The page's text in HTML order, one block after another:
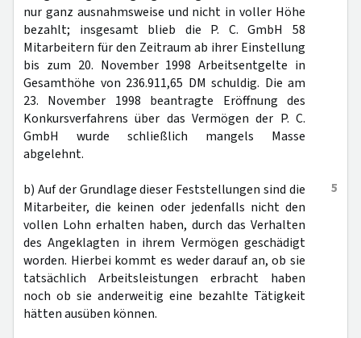
nur ganz ausnahmsweise und nicht in voller Höhe
bezahlt; insgesamt blieb die P. C. GmbH 58
Mitarbeitern für den Zeitraum ab ihrer Einstellung
bis zum 20. November 1998 Arbeitsentgelte in
Gesamthöhe von 236.911,65 DM schuldig. Die am
23. November 1998 beantragte Eröffnung des
Konkursverfahrens über das Vermögen der P. C.
GmbH wurde schließlich mangels Masse
abgelehnt.
5
b) Auf der Grundlage dieser Feststellungen sind die
Mitarbeiter, die keinen oder jedenfalls nicht den
vollen Lohn erhalten haben, durch das Verhalten
des Angeklagten in ihrem Vermögen geschädigt
worden. Hierbei kommt es weder darauf an, ob sie
tatsächlich Arbeitsleistungen erbracht haben
noch ob sie anderweitig eine bezahlte Tätigkeit
hätten ausüben können.